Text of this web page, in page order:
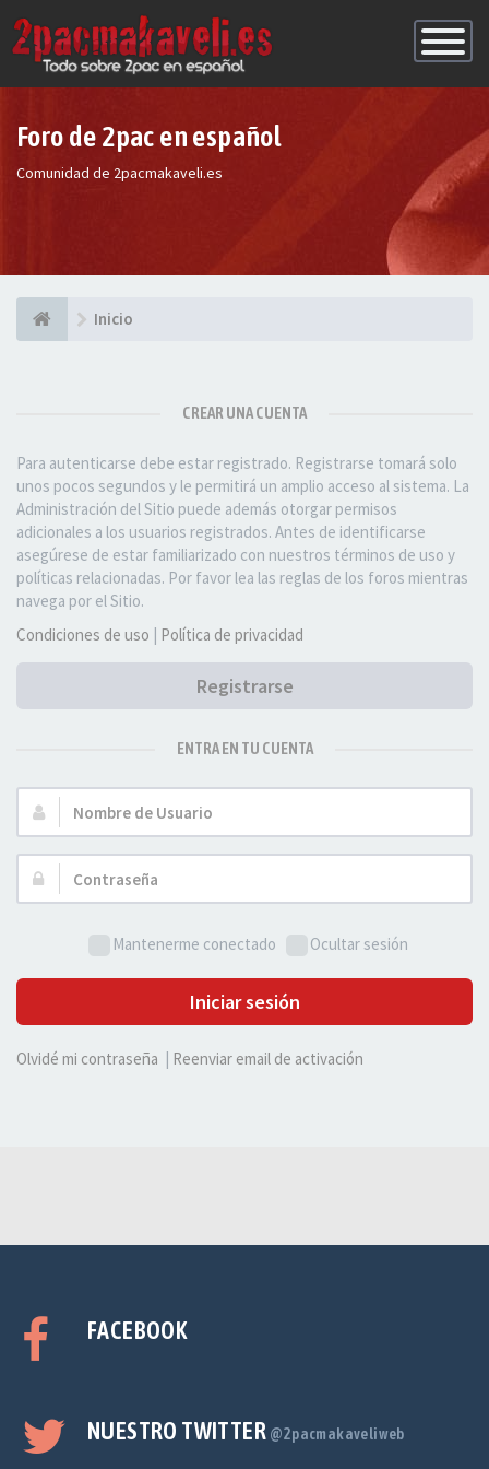
de
Foro de 2pac en español
Comunidad de 2pacmakaveli.es
Inicio
CREAR UNA CUENTA
Para autenticarse debe estar registrado. Registrarse tomará solo
unos pocos segundos y le permitirá un amplio acceso al sistema. La
Administración del Sitio puede además otorgar permisos
adicionales a los usuarios registrados. Antes de identificarse
asegúrese de estar familiarizado con nuestros términos de uso y
políticas relacionadas. Por favor lea las reglas de los foros mientras
navega por el Sitio.
Condiciones de uso | Política de privacidad
Registrarse
ENTRA EN TU CUENTA
Nombre
de
Usuario:
Contraseña:
Mantenerme conectado Ocultar sesión
Iniciar sesión
Olvidé mi contraseña Reenviar email de activación
FACEBOOK
NUESTRO TWITTER @2pacmakaveliweb